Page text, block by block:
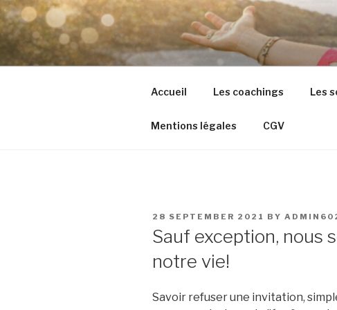
Skip
to
content
Accueil Les coachings Les
Mentions légales CGV
POSTED
28 SEPTEMBER 2021 BY
Sauf exception, nous
notre vie!
Savoir refuser une invitation,